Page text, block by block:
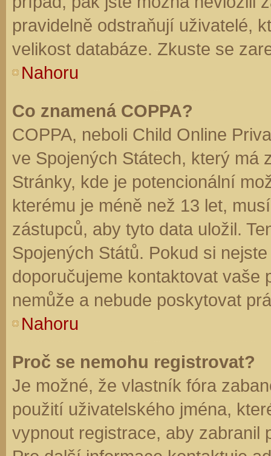
pravidelně odstraňují uživatelé,
velikost databáze. Zkuste se
Nahoru
Co znamená COPPA?
COPPA, neboli Child Online
ve Spojených Státech, který má
Stránky, kde je potencionální
kterému je méně než 13 let,
zástupců, aby tyto data uložil.
Spojených Států. Pokud si
doporučujeme kontaktovat vaše
nemůže a nebude poskytovat
Nahoru
Proč se nemohu registrovat?
Je možné, že vlastník fóra
použití uživatelského jména,
vypnout registrace, aby zabranil